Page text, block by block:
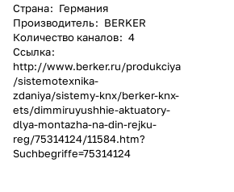
Страна: Германия
Производитель: BERKER
Количество каналов: 4
Ссылка:
http://www.berker.ru/produkciya
/sistemotexnika-
zdaniya/sistemy-knx/berker-knx-
ets/dimmiruyushhie-aktuatory-
dlya-montazha-na-din-rejku-
reg/75314124/11584.htm?
Suchbegriffe=75314124